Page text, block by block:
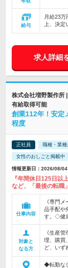
給与
月給23
上、決
求人詳細
株式会社増野製作
有給取得可能
創業112年！安定
程度
正社員 職種・業
女性のおしごと掲載中
情報更新日：2026/08/
『年間休日125日以
など、「最後の転職
仕事内容
《専門
品手配や
す。◇健
対象と
なる方
《生産
理、購買
ど、いず
◆転勤な